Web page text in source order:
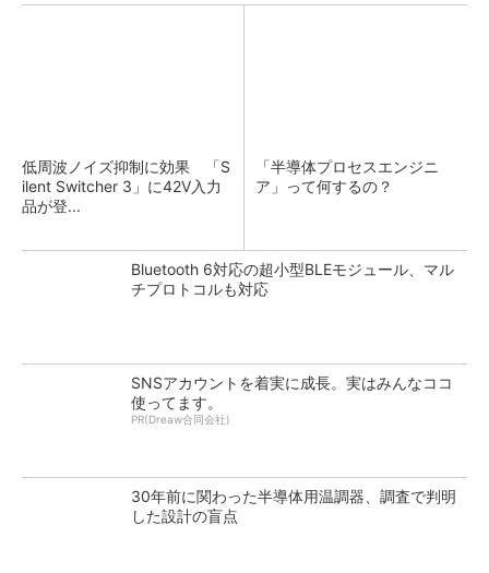
低周波ノイズ抑制に効果 「S
ilent Switcher 3」に42V入力
品が登...
「半導体プロセスエンジニ
ア」って何するの？
Bluetooth 6対応の超小型BLEモジュール、マル
チプロトコルも対応
SNSアカウントを着実に成長。実はみんなココ
使ってます。
PR(Dreaw合同会社)
30年前に関わった半導体用温調器、調査で判明
した設計の盲点